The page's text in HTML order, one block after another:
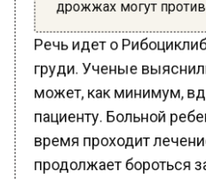
Речь идет о
груди. Ученые
может, как минимум,
пациенту. Больной
время проходит
продолжает бороться